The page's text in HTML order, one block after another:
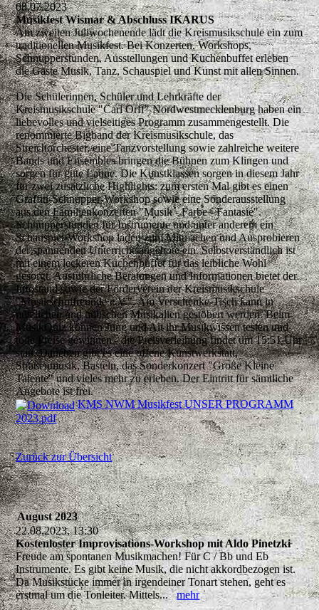
08.07.2023
Musikfest Wismar & Abschluss IKARUS
Am zweiten Juliwochenende lädt die Kreismusikschule ein zum
traditionellen Musikfest. Bei Konzerten, Workshops,
Schnupperstunden, Ausstellungen und Kuchenbuffet erleben
die Gäste Musik, Tanz, Schauspiel und Kunst mit allen Sinnen.
Die Schülerinnen, Schüler und Lehrkräfte der
Kreismusikschule "Carl Orff" Nordwestmecklenburg haben ein
liebevolles und vielseitiges Programm zusammengestellt. Die
renommierte Bigband der Kreismusikschule, das
Streichorchester, eine Tanzvorstellung sowie zahlreiche weitere
Bands und Ensembles bringen die Bühnen zum Klingen und
sorgen für gute Laune. Die Kunstklassen sorgen in diesem Jahr
für zwei zusätzliche Highlights: zum ersten Mal gibt es einen
Graffiti-Schnupper-Workshop sowie eine Sonderausstellung
aus den Familienkonzerten "Musik - Farbe - Fantasie".
Schnupperstunden für Instrumente und unter anderem ein
Schauspiel-Workshop laden zum Mitmachen und Ausprobieren
der spannenden Unterrichtsangebote ein. Selbstverständlich ist
mit einem leckeren Kuchenbuffet für das leibliche Wohl
gesorgt. Ausführliche Beratungen und Informationen bietet der
Infostand sowie der Förderverein der Kreismusikschule
"Musikschulfreunde e.V.". Am Verschenke-Tisch kann in
nützlichen und hübschen Musikalien gestöbert werden. Beim
MusikQuiz können Jung und Alt ihr Musikwissen testen und
tolle Preise gewinnen - die Preisverleihung findet um 15:51 Uhr
statt. Daneben gibt es eine offene Kunstwerkstatt,
Straßenmusik, Basteln, das Sonderkonzert "Große Kleine
Talente" und vieles mehr zu erleben. Der Eintritt für sämtliche
Angebote ist frei.
KMS NWM Musikfest UNSER PROGRAMM
2023.pdf
Zurück zur Übersicht
August 2023
22.08.2023, 13:30
Kostenloster Improvisations-Workshop mit Aldo Pinetzki
Freude am spontanen Musikmachen! Für C / Bb und Eb
Instrumente. Es gibt keine Musik, die nicht akkordbezogen ist.
Da Musikstücke immer in irgendeiner Tonart stehen, geht es
erstmal um die Tonleiter. Mittels...mehr